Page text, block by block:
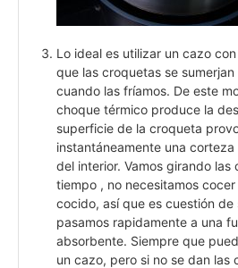
Lo ideal es utilizar un cazo
que las croquetas se
cuando las fríamos. De este
choque térmico produce la
superficie de la croqueta
instantáneamente una
del interior. Vamos girando las
tiempo , no necesitamos
cocido, así que es cuestión de
pasamos rapidamente a una
absorbente. Siempre que
un cazo, pero si no se dan las